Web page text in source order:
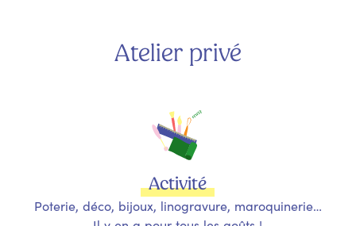
Atelier privé
Activité
Poterie, déco, bijoux, linogravure, maroquinerie…